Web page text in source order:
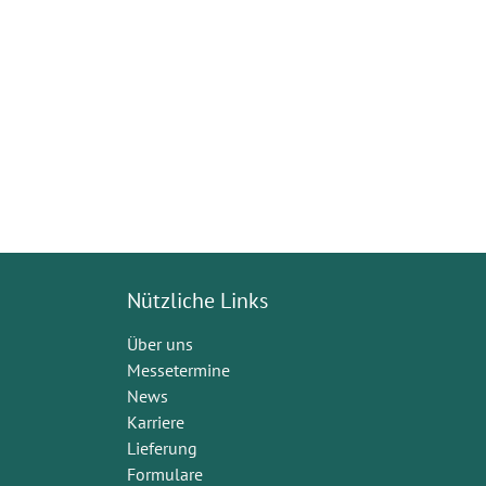
Nützliche Links
Über uns
Messetermine
News
Karriere
Lieferung
Formulare